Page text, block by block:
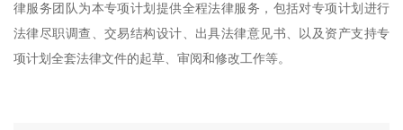
律服务团队为本专项计划提供全程法律服务，包括对专项计划进行
法律尽职调查、交易结构设计、出具法律意见书、以及资产支持专
项计划全套法律文件的起草、审阅和修改工作等。